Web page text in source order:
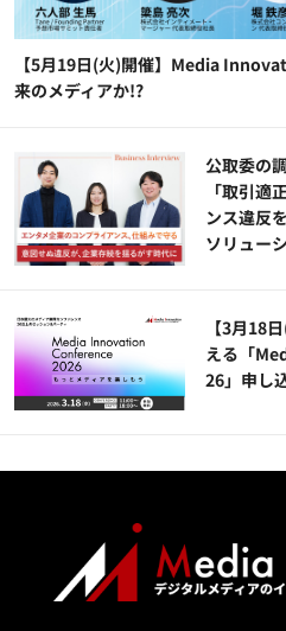
【5月19日(火)開催】Media
来のメディアか!?
公​​取委の
「取引適
ンス違反
ソリュー
【3月18
える「
26」申し